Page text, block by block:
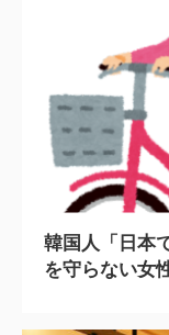
韓国人「日本
を守らない女